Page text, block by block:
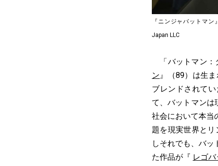
『ニンジャバットマ
Japan LLC
「バットマン：
ン』（89）は生
ブレンドされて
て、バットマンは
社会において本当
題を現実世界と
しそれでも、バ
た作品が『 レゴ